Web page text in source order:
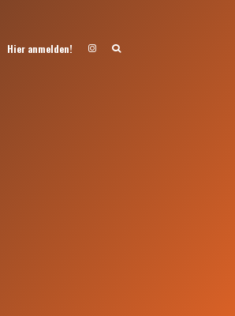
Hier anmelden!